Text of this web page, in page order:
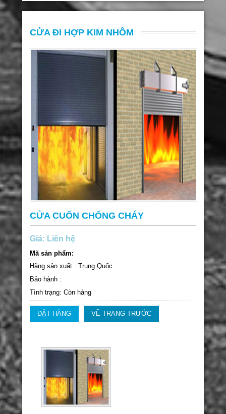
CỬA ĐI HỢP KIM NHÔM
CỬA CUỐN CHỐNG CHÁY
Giá: Liên hệ
Mã sản phẩm:
Hãng sản xuất : Trung Quốc
Bảo hành :
Tình trạng: Còn hàng
ĐẶT HÀNG VỀ TRANG TRƯỚC